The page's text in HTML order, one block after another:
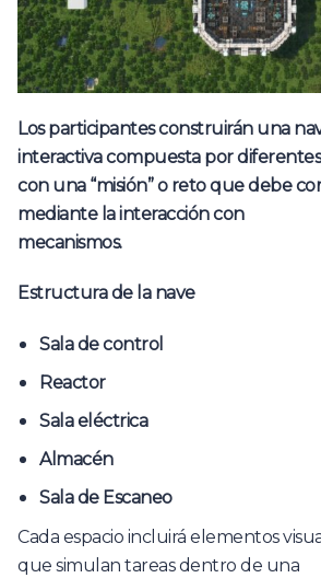
Los participantes construirán una
interactiva compuesta por diferentes
con una “misión” o reto que debe
mediante la interacción con
mecanismos.
Estructura de la nave
Sala de control
Reactor
Sala eléctrica
Almacén
Sala de Escaneo
Cada espacio incluirá elementos
que simulan tareas dentro de una